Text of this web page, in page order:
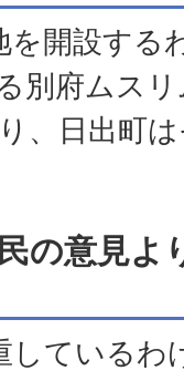
を開設する
別府ムス
、日出町
の意見よ
しているわ